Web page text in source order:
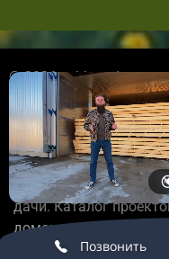
© 2026 spbbrusdoma.ru
+7 921 027-89-78;
Строительство
усадку, каркасные
Бригада плотников
дачи. Каталог
домокомплект.
Позвонить